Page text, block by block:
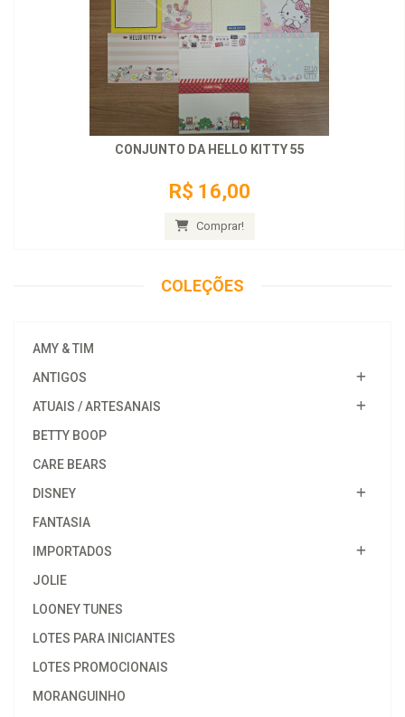
CONJUNTO DA HELLO KITTY 55
R$ 16,00
Comprar!
COLEÇÕES
AMY & TIM
ANTIGOS
ATUAIS / ARTESANAIS
BETTY BOOP
CARE BEARS
DISNEY
FANTASIA
IMPORTADOS
JOLIE
LOONEY TUNES
LOTES PARA INICIANTES
LOTES PROMOCIONAIS
MORANGUINHO